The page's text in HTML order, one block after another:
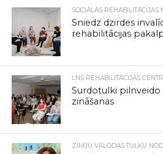
SOCIĀLĀS REHABILITĀCIJAS
Sniedz dzirdes
rehabilitācijas
LNS REHABILITĀCIJAS
Surdotulki
zināšanas
ZĪMJU VALODAS TULKU